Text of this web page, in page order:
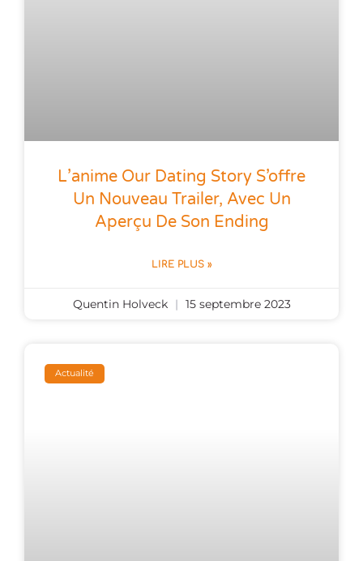
L’anime Our Dating Story S’offre
Un Nouveau Trailer, Avec Un
Aperçu De Son Ending
LIRE PLUS »
Quentin Holveck 15 septembre 2023
Actualité